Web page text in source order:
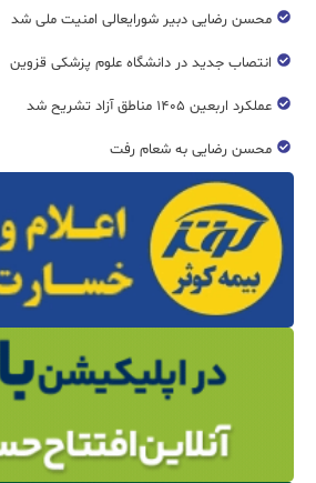
محسن رضایی دبیر شورایعالی امنیت ملی شد
انتصاب جدید در دانشگاه علوم پزشکی قزوین
عملکرد اربعین ۱۴۰۵ مناطق آزاد تشریح شد
محسن رضایی به شعام رفت